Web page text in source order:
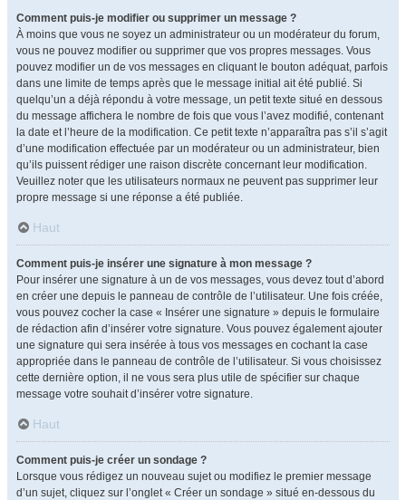
Comment puis-je modifier ou supprimer un message ?
À moins que vous ne soyez un administrateur ou un modérateur du forum,
vous ne pouvez modifier ou supprimer que vos propres messages. Vous
pouvez modifier un de vos messages en cliquant le bouton adéquat, parfois
dans une limite de temps après que le message initial ait été publié. Si
quelqu’un a déjà répondu à votre message, un petit texte situé en dessous
du message affichera le nombre de fois que vous l’avez modifié, contenant
la date et l’heure de la modification. Ce petit texte n’apparaîtra pas s’il s’agit
d’une modification effectuée par un modérateur ou un administrateur, bien
qu’ils puissent rédiger une raison discrète concernant leur modification.
Veuillez noter que les utilisateurs normaux ne peuvent pas supprimer leur
propre message si une réponse a été publiée.
Haut
Comment puis-je insérer une signature à mon message ?
Pour insérer une signature à un de vos messages, vous devez tout d’abord
en créer une depuis le panneau de contrôle de l’utilisateur. Une fois créée,
vous pouvez cocher la case « Insérer une signature » depuis le formulaire
de rédaction afin d’insérer votre signature. Vous pouvez également ajouter
une signature qui sera insérée à tous vos messages en cochant la case
appropriée dans le panneau de contrôle de l’utilisateur. Si vous choisissez
cette dernière option, il ne vous sera plus utile de spécifier sur chaque
message votre souhait d’insérer votre signature.
Haut
Comment puis-je créer un sondage ?
Lorsque vous rédigez un nouveau sujet ou modifiez le premier message
d’un sujet, cliquez sur l’onglet « Créer un sondage » situé en-dessous du